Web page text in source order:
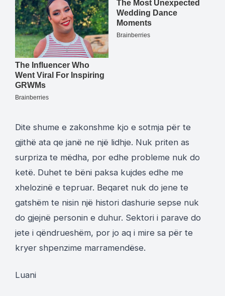
Dite shume e zakonshme kjo e sotmja për te
gjithë ata qe janë ne një lidhje. Nuk priten as
surpriza te mëdha, por edhe probleme nuk do
ketë. Duhet te bëni paksa kujdes edhe me
xhelozinë e tepruar. Beqaret nuk do jene te
gatshëm te nisin një histori dashurie sepse nuk
do gjejnë personin e duhur. Sektori i parave do
jete i qëndrueshëm, por jo aq i mire sa për te
kryer shpenzime marramendëse.
Luani